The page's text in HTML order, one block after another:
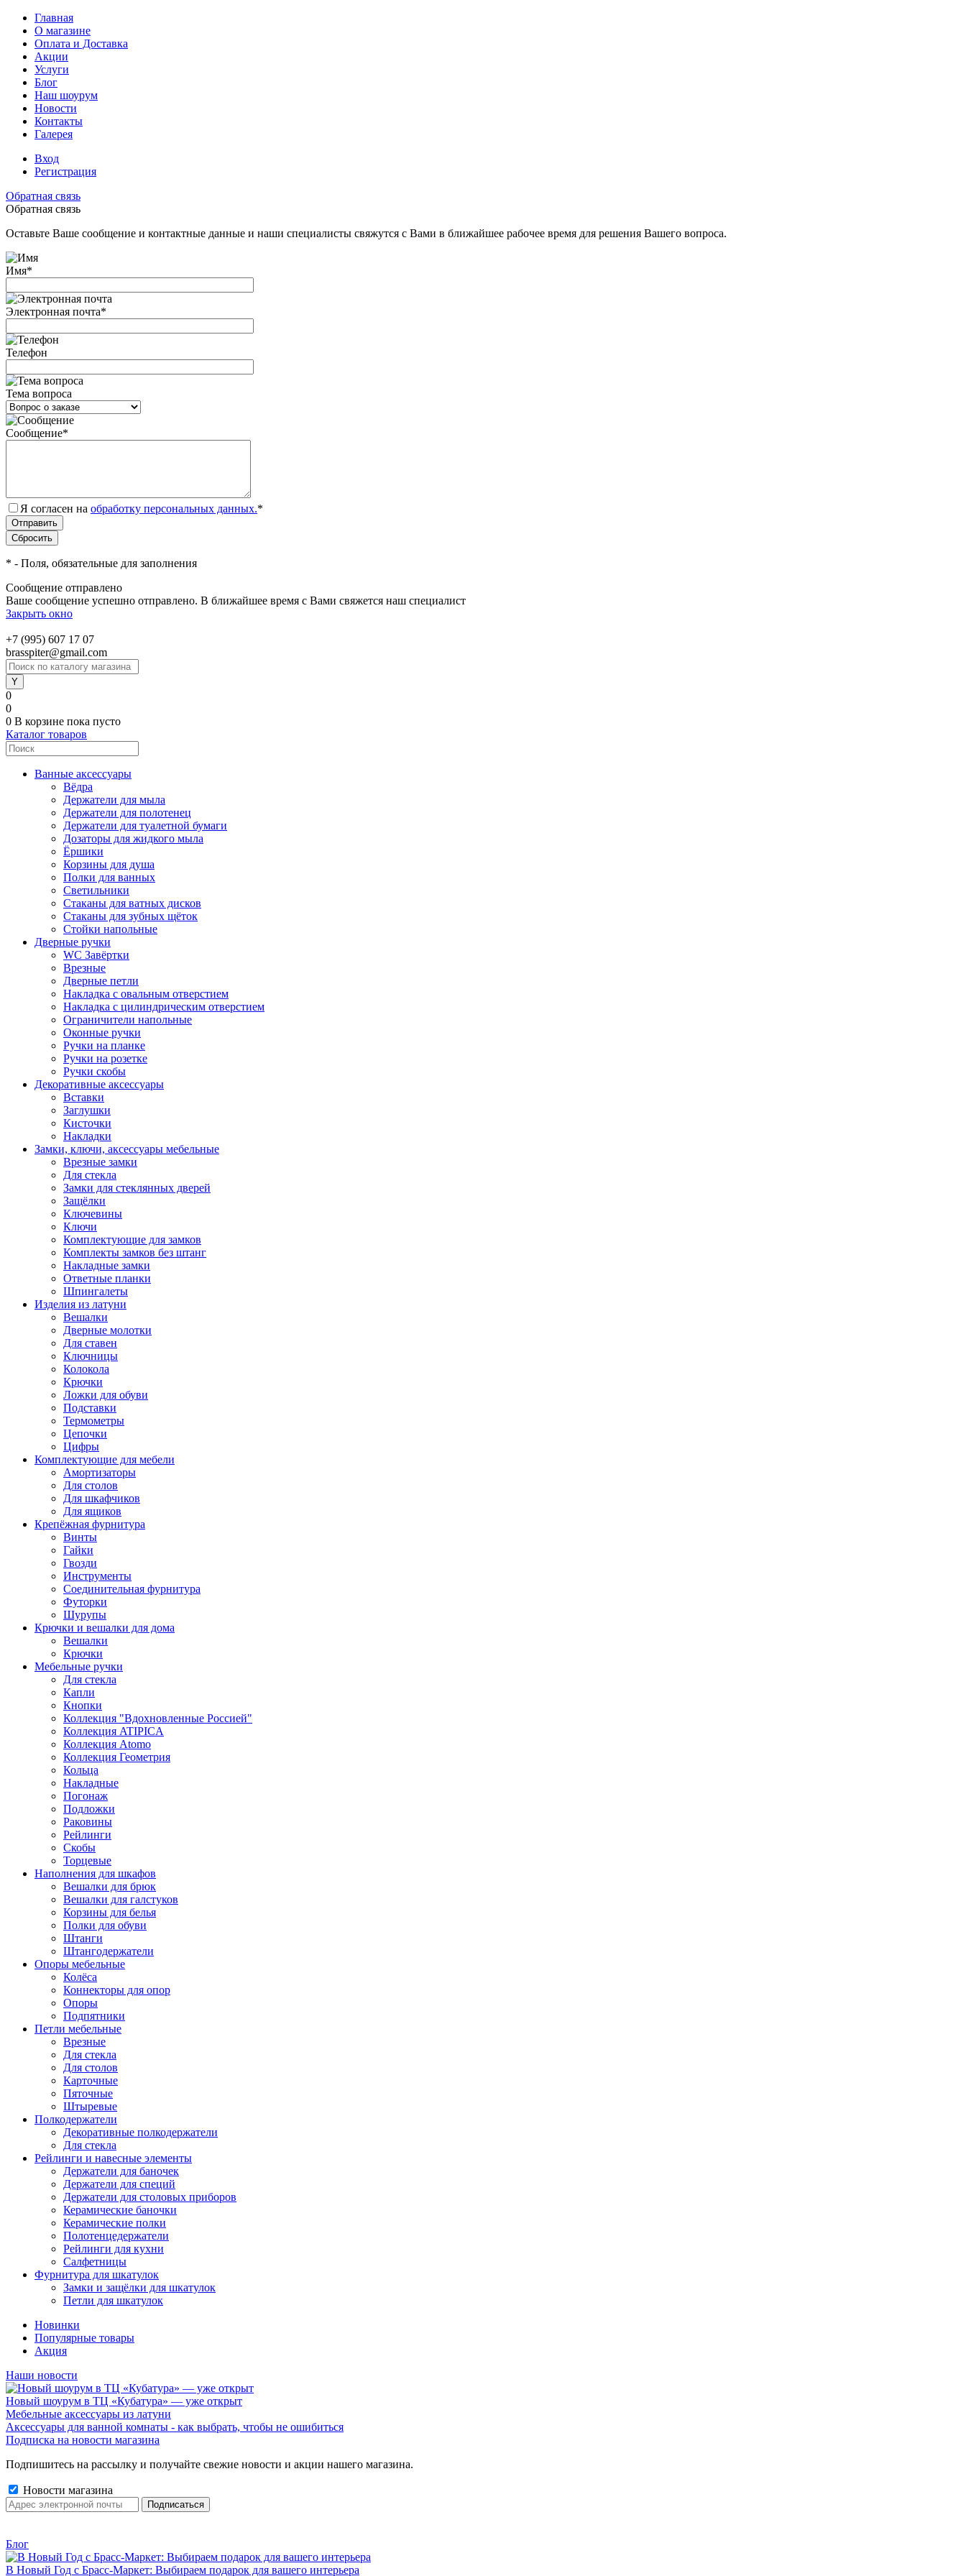
Главная
О магазине
Оплата и Доставка
Акции
Услуги
Блог
Наш шоурум
Новости
Контакты
Галерея
Вход
Регистрация
Обратная связь
Обратная связь
Оставьте Ваше сообщение и контактные данные и наши специалисты свяжутся с Вами в ближайшее рабочее время для решения Вашего вопроса.
Имя*
Электронная почта*
Телефон
Тема вопроса
Сообщение*
Я согласен на обработку персональных данных.*
* - Поля, обязательные для заполнения
Сообщение отправлено
Ваше сообщение успешно отправлено. В ближайшее время с Вами свяжется наш специалист
Закрыть окно
+7 (995) 607 17 07
brasspiter@gmail.com
0
0
0 В корзине пока пусто
Каталог товаров
Ванные аксессуары
Вёдра
Держатели для мыла
Держатели для полотенец
Держатели для туалетной бумаги
Дозаторы для жидкого мыла
Ёршики
Корзины для душа
Полки для ванных
Светильники
Стаканы для ватных дисков
Стаканы для зубных щёток
Стойки напольные
Дверные ручки
WC Завёртки
Врезные
Дверные петли
Накладка с овальным отверстием
Накладка с цилиндрическим отверстием
Ограничители напольные
Оконные ручки
Ручки на планке
Ручки на розетке
Ручки скобы
Декоративные аксессуары
Вставки
Заглушки
Кисточки
Накладки
Замки, ключи, аксессуары мебельные
Врезные замки
Для стекла
Замки для стеклянных дверей
Защёлки
Ключевины
Ключи
Комплектующие для замков
Комплекты замков без штанг
Накладные замки
Ответные планки
Шпингалеты
Изделия из латуни
Вешалки
Дверные молотки
Для ставен
Ключницы
Колокола
Крючки
Ложки для обуви
Подставки
Термометры
Цепочки
Цифры
Комплектующие для мебели
Амортизаторы
Для столов
Для шкафчиков
Для ящиков
Крепёжная фурнитура
Винты
Гайки
Гвозди
Инструменты
Соединительная фурнитура
Футорки
Шурупы
Крючки и вешалки для дома
Вешалки
Крючки
Мебельные ручки
Для стекла
Капли
Кнопки
Коллекция "Вдохновленные Россией"
Коллекция ATIPICA
Коллекция Atomo
Коллекция Геометрия
Кольца
Накладные
Погонаж
Подложки
Раковины
Рейлинги
Скобы
Торцевые
Наполнения для шкафов
Вешалки для брюк
Вешалки для галстуков
Корзины для белья
Полки для обуви
Штанги
Штангодержатели
Опоры мебельные
Колёса
Коннекторы для опор
Опоры
Подпятники
Петли мебельные
Врезные
Для стекла
Для столов
Карточные
Пяточные
Штыревые
Полкодержатели
Декоративные полкодержатели
Для стекла
Рейлинги и навесные элементы
Держатели для баночек
Держатели для специй
Держатели для столовых приборов
Керамические баночки
Керамические полки
Полотенцедержатели
Рейлинги для кухни
Салфетницы
Фурнитура для шкатулок
Замки и защёлки для шкатулок
Петли для шкатулок
Новинки
Популярные товары
Акция
Наши новости
Новый шоурум в ТЦ «Кубатура» — уже открыт
Мебельные аксессуары из латуни
Аксессуары для ванной комнаты - как выбрать, чтобы не ошибиться
Подписка на новости магазина
Подпишитесь на рассылку и получайте свежие новости и акции нашего магазина.
Новости магазина
Блог
В Новый Год с Брасс-Маркет: Выбираем подарок для вашего интерьера